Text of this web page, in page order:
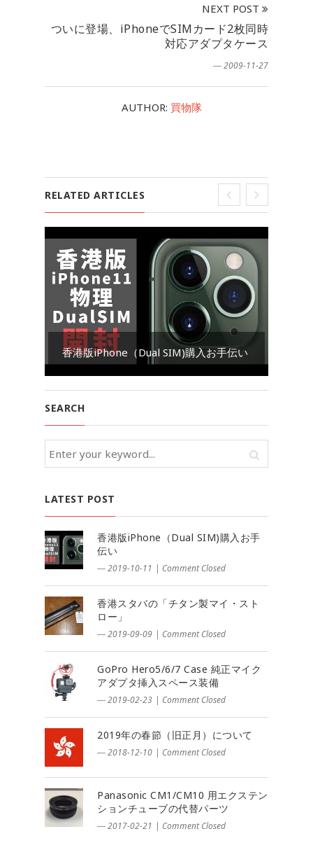
NEXT POST
ついに登場、iPhoneでSIMカード2枚同時
対応アダプタケース
― 2009-11-27
AUTHOR: 買物隊
RELATED ARTICLES
香港版iPhone（Dual SIM)購入お手伝い
SEARCH
LATEST POST
香港版iPhone（Dual SIM)購入お手
伝い
― 2019-10-11 | Comment Closed
香港スタバの「チタン製マイ・スト
ロー」
― 2019-09-09 | Comment Closed
GoPro Hero5/6/7 Case 純正マイク
アダプタ挿入スペース装備
― 2019-02-23 | Comment Closed
2019年の春節（旧正月）について
― 2018-12-10 | Comment Closed
Panasonic CM1/CM10 用エクステン
ションチューブの代替パーツ
― 2017-02-21 | Comment Closed